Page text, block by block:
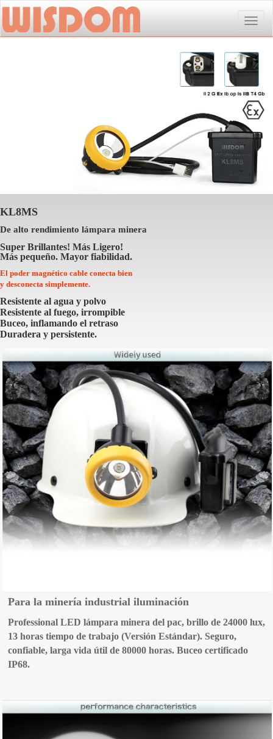
Toggle
KL8MS
De alto rendimiento lámpara minera
Super Brillantes! Más Ligero!
Más pequeño. Mayor fiabilidad.
El poder magnético cable conecta bien
y desconecta simplemente.
Resistente al agua y polvo
Resistente al fuego, irrompible
Buceo, inflamando el retraso
Duradera y persistente.
Para la minería industrial iluminación
Professional LED lámpara minera del pac, brillo de 24000 lux,
13 horas tiempo de trabajo (Versión Estándar). Seguro,
confiable, larga vida útil de 80000 horas. Buceo certificado
IP68.